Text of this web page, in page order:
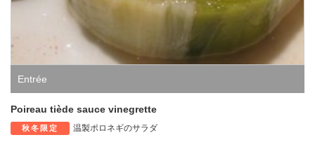
Entrée
Poireau tiède sauce vinegrette
秋冬限定 温製ポロネギのサラダ